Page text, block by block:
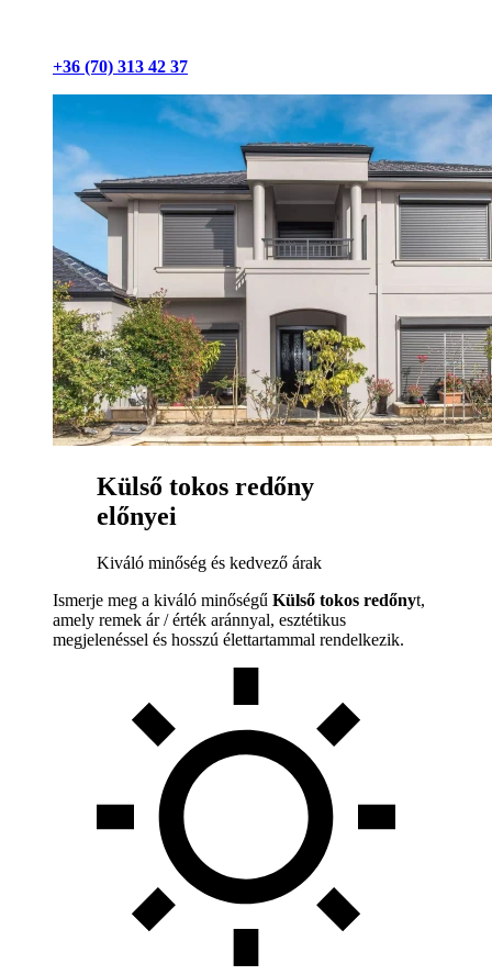
+36 (70) 313 42 37
Külső tokos redőny
előnyei
Kiváló minőség és kedvező árak
Ismerje meg a kiváló minőségű Külső tokos redőnyt,
amely remek ár / érték aránnyal, esztétikus
megjelenéssel és hosszú élettartammal rendelkezik.